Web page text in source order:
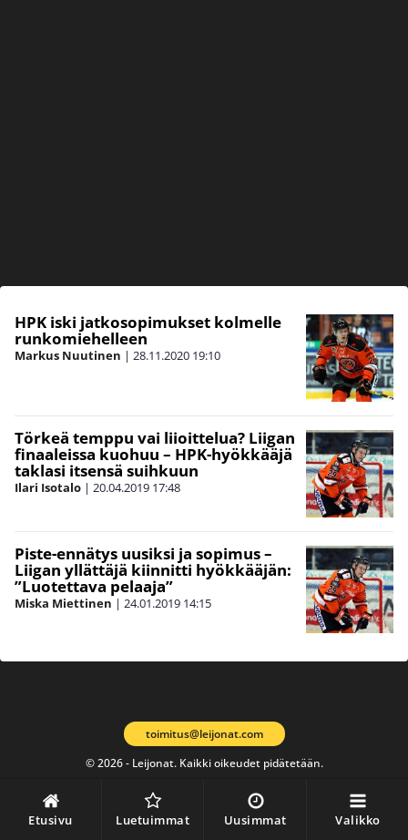
Etusivu Luetuimmat Uusimmat Valikko
HPK iski jatkosopimukset kolmelle
runkomiehelleen
Markus Nuutinen | 28.11.2020 19:10
Törkeä temppu vai liioittelua? Liigan
finaaleissa kuohuu – HPK-hyökkääjä
taklasi itsensä suihkuun
Ilari Isotalo | 20.04.2019 17:48
Piste-ennätys uusiksi ja sopimus –
Liigan yllättäjä kiinnitti hyökkääjän:
”Luotettava pelaaja”
Miska Miettinen | 24.01.2019 14:15
© 2026 - Leijonat. Kaikki oikeudet pidätetään.
toimitus@leijonat.com